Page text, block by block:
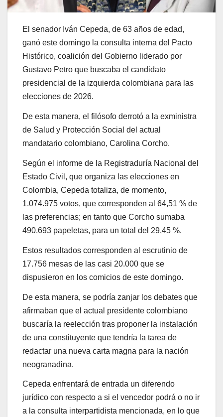
El senador Iván Cepeda, de 63 años de edad,
ganó este domingo la consulta interna del Pacto
Histórico, coalición del Gobierno liderado por
Gustavo Petro que buscaba el candidato
presidencial de la izquierda colombiana para las
elecciones de 2026.
De esta manera, el filósofo derrotó a la exministra
de Salud y Protección Social del actual
mandatario colombiano, Carolina Corcho.
Según el informe de la Registraduría Nacional del
Estado Civil, que organiza las elecciones en
Colombia, Cepeda totaliza, de momento,
1.074.975 votos, que corresponden al 64,51 % de
las preferencias; en tanto que Corcho sumaba
490.693 papeletas, para un total del 29,45 %.
Estos resultados corresponden al escrutinio de
17.756 mesas de las casi 20.000 que se
dispusieron en los comicios de este domingo.
De esta manera, se podría zanjar los debates que
afirmaban que el actual presidente colombiano
buscaría la reelección tras proponer la instalación
de una constituyente que tendría la tarea de
redactar una nueva carta magna para la nación
neogranadina.
Cepeda enfrentará de entrada un diferendo
jurídico con respecto a si el vencedor podrá o no ir
a la consulta interpartidista mencionada, en lo que